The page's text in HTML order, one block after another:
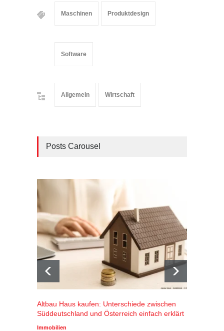
Maschinen Produktdesign
Software
Allgemein Wirtschaft
Posts Carousel
Altbau Haus kaufen: Unterschiede zwischen
Süddeutschland und Österreich einfach erklärt
Immobilien